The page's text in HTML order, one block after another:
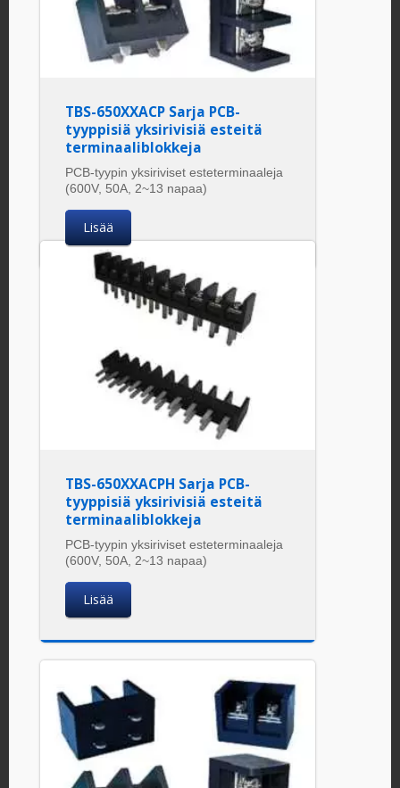
TBS-650XXACP Sarja PCB-
tyyppisiä yksirivisiä esteitä
terminaaliblokkeja
PCB-tyypin yksiriviset esteterminaaleja
(600V, 50A, 2~13 napaa)
Lisää
TBS-650XXACPH Sarja PCB-
tyyppisiä yksirivisiä esteitä
terminaaliblokkeja
PCB-tyypin yksiriviset esteterminaaleja
(600V, 50A, 2~13 napaa)
Lisää